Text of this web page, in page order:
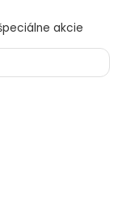
akcie